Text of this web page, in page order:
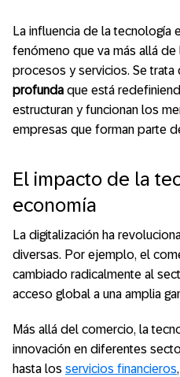
La influencia de la tecnología
fenómeno que va más allá de
procesos y servicios. Se trata
profunda que está
estructuran y funcionan los
empresas que forman parte
El impacto de la
economía
La digitalización ha
diversas. Por ejemplo, el
cambiado radicalmente al
acceso global a una amplia
Más allá del comercio, la
innovación en diferentes
hasta los servicios financieros